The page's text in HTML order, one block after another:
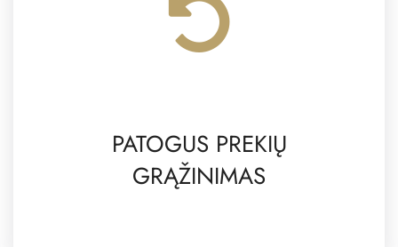
PATOGUS PREKIŲ
GRĄŽINIMAS